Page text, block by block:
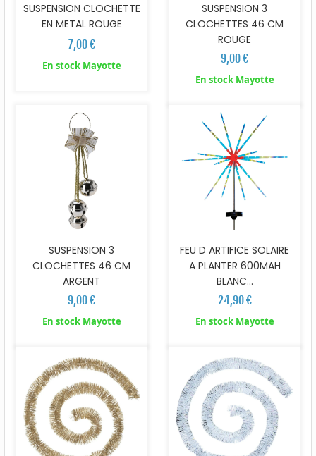
SUSPENSION CLOCHETTE
EN METAL ROUGE
7,00 €
En stock Mayotte
SUSPENSION 3
CLOCHETTES 46 CM
ROUGE
9,00 €
En stock Mayotte
SUSPENSION 3
CLOCHETTES 46 CM
ARGENT
9,00 €
En stock Mayotte
FEU D ARTIFICE SOLAIRE
A PLANTER 600MAH
BLANC...
24,90 €
En stock Mayotte